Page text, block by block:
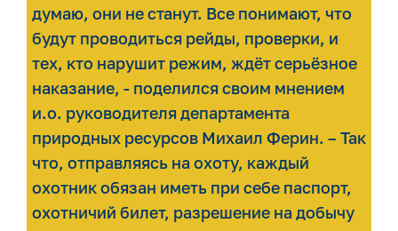
думаю, они не станут. Все понимают, что
будут проводиться рейды, проверки, и
тех, кто нарушит режим, ждёт серьёзное
наказание, - поделился своим мнением
и.о. руководителя департамента
природных ресурсов Михаил Ферин. – Так
что, отправляясь на охоту, каждый
охотник обязан иметь при себе паспорт,
охотничий билет, разрешение на добычу